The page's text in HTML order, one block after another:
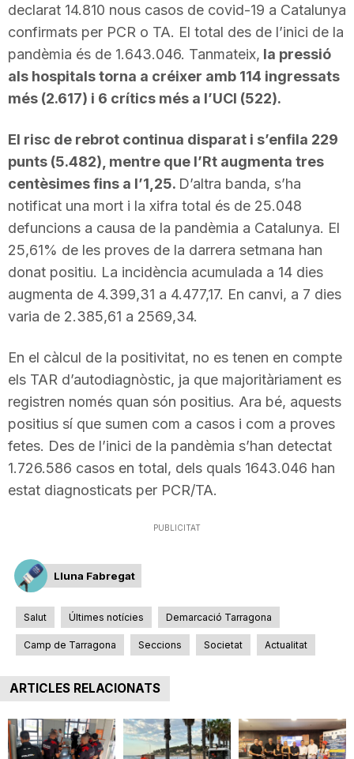
o
n
declarat 14.810 nous casos de covid-19 a Catalunya
confirmats per PCR o TA. El total des de l’inici de la
pandèmia és de 1.643.046. Tanmateix, la pressió
als hospitals torna a créixer amb 114 ingressats
més (2.617) i 6 crítics més a l’UCI (522).
El risc de rebrot continua disparat i s’enfila 229
punts (5.482), mentre que l’Rt augmenta tres
centèsimes fins a l’1,25. D’altra banda, s’ha
notificat una mort i la xifra total és de 25.048
defuncions a causa de la pandèmia a Catalunya. El
25,61% de les proves de la darrera setmana han
donat positiu. La incidència acumulada a 14 dies
augmenta de 4.399,31 a 4.477,17. En canvi, a 7 dies
varia de 2.385,61 a 2569,34.
En el càlcul de la positivitat, no es tenen en compte
els TAR d’autodiagnòstic, ja que majoritàriament es
registren només quan són positius. Ara bé, aquests
positius sí que sumen com a casos i com a proves
fetes. Des de l’inici de la pandèmia s’han detectat
1.726.586 casos en total, dels quals 1643.046 han
estat diagnosticats per PCR/TA.
PUBLICITAT
Lluna Fabregat
Salut Últimes notícies Demarcació Tarragona
Camp de Tarragona Seccions Societat Actualitat
ARTICLES RELACIONATS